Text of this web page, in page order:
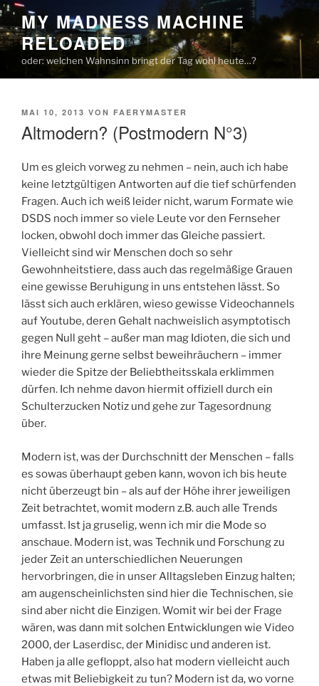
Zum
Inhalt
springen
MY MADNESS MACHINE
RELOADED
oder: welchen Wahnsinn bringt der Tag wohl heute…?
VERÖFFENTLICHT
MAI 10, 2013 VON FAERYMASTER
Altmodern? (Postmodern N°3)
Um es gleich vorweg zu nehmen – nein, auch ich habe
keine letztgültigen Antworten auf die tief schürfenden
Fragen. Auch ich weiß leider nicht, warum Formate wie
DSDS noch immer so viele Leute vor den Fernseher
locken, obwohl doch immer das Gleiche passiert.
Vielleicht sind wir Menschen doch so sehr
Gewohnheitstiere, dass auch das regelmäßige Grauen
eine gewisse Beruhigung in uns entstehen lässt. So
lässt sich auch erklären, wieso gewisse Videochannels
auf Youtube, deren Gehalt nachweislich asymptotisch
gegen Null geht – außer man mag Idioten, die sich und
ihre Meinung gerne selbst beweihräuchern – immer
wieder die Spitze der Beliebtheitsskala erklimmen
dürfen. Ich nehme davon hiermit offiziell durch ein
Schulterzucken Notiz und gehe zur Tagesordnung
über.
Modern ist, was der Durchschnitt der Menschen – falls
es sowas überhaupt geben kann, wovon ich bis heute
nicht überzeugt bin – als auf der Höhe ihrer jeweiligen
Zeit betrachtet, womit modern z.B. auch alle Trends
umfasst. Ist ja gruselig, wenn ich mir die Mode so
anschaue. Modern ist, was Technik und Forschung zu
jeder Zeit an unterschiedlichen Neuerungen
hervorbringen, die in unser Alltagsleben Einzug halten;
am augenscheinlichsten sind hier die Technischen, sie
sind aber nicht die Einzigen. Womit wir bei der Frage
wären, was dann mit solchen Entwicklungen wie Video
2000, der Laserdisc, der Minidisc und anderen ist.
Haben ja alle gefloppt, also hat modern vielleicht auch
etwas mit Beliebigkeit zu tun? Modern ist da, wo vorne